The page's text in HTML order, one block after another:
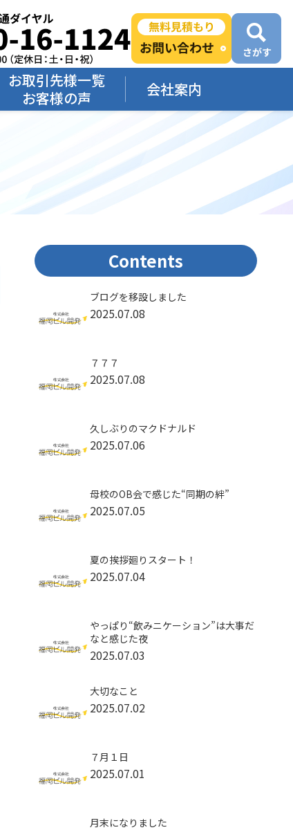
お取引先様一覧
お客様の声
会社案内
Contents
ブログを移設しました
2025.07.08
７７７
2025.07.08
久しぶりのマクドナルド
2025.07.06
母校のOB会で感じた“同期の絆”
2025.07.05
夏の挨拶廻りスタート！
2025.07.04
やっぱり“飲みニケーション”は大事だ
なと感じた夜
2025.07.03
大切なこと
2025.07.02
７月１日
2025.07.01
月末になりました